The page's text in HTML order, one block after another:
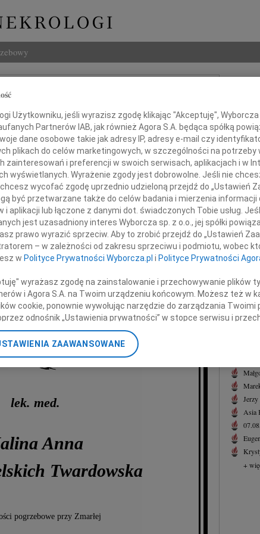
Nowosielska
że w dniu 8 września 2025 roku,
Mama, Babcia, Prababcia, Siostra i Ciocia
lek. med.
Anna
Twardowska
pogrzebowe przy Zmarłej
INNE
Z
Z
Mgr
Z
+
Asia
+
Użytkowniku, jeśli wyrazisz zgodę klikając "Akceptuję",
Partnerów IAB, jak również Agora S.A. będąca spółką
dane osobowe takie jak adresy IP, adresy e-mail czy
plikach do celów marketingowych, w szczególności na potrzeby
zainteresowań i preferencji w swoich serwisach, aplikacjach i w
wyświetlanych. Wyrażenie zgody jest dobrowolne. Jeśli nie
wycofać zgodę uprzednio udzieloną przejdź do „Ustawień
być przetwarzane także do celów badania i mierzenia
aplikacji lub łączone z danymi dot. świadczonych Tobie usług.
jest uzasadniony interes Wyborcza sp. z o.o., jej spółki
prawo wyrazić sprzeciw. Aby to zrobić przejdź do „Ustawień
– w zależności od zakresu sprzeciwu i podmiotu, wobec
w Polityce Prywatności Wyborcza.pl i Polityce Prywatności
wyrażasz zgodę na zainstalowanie i przechowywanie plików
i Agora S.A. na Twoim urządzeniu końcowym. Możesz też w
cookie, ponownie wywołując narzędzie do zarządzania Twoimi
odnośnik „Ustawienia prywatności” w stopce serwisu i
Zmiana ustawień plików cookie możliwa jest także za pomocą
i Agora S.A. możemy przetwarzać dane osobowe w
Aktywne skanowanie charakterystyki urządzenia do
na urządzeniu lub dostęp do nich. Spersonalizowane reklamy i
ZAAWANSOWANE